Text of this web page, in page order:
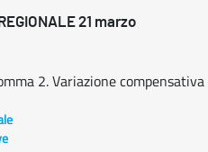
21 marzo
2. Variazione